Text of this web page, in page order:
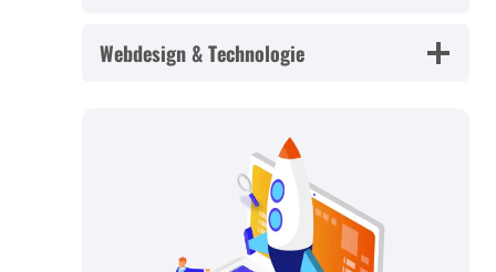
Webdesign & Technologie